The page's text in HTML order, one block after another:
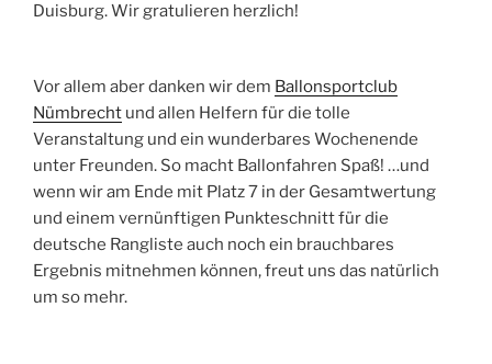
Duisburg. Wir gratulieren herzlich!
Vor allem aber danken wir dem Ballonsportclub
Nümbrecht und allen Helfern für die tolle
Veranstaltung und ein wunderbares Wochenende
unter Freunden. So macht Ballonfahren Spaß! …und
wenn wir am Ende mit Platz 7 in der Gesamtwertung
und einem vernünftigen Punkteschnitt für die
deutsche Rangliste auch noch ein brauchbares
Ergebnis mitnehmen können, freut uns das natürlich
um so mehr.